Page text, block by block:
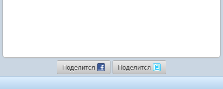
Поделится Поделится